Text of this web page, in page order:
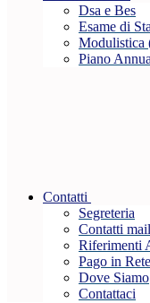
Dsa e Bes
Esame di
Modulistica
Piano
Contatti
Segreteria
Contatti mail
Riferimenti
Pago in Rete
Dove Siamo
Contattaci